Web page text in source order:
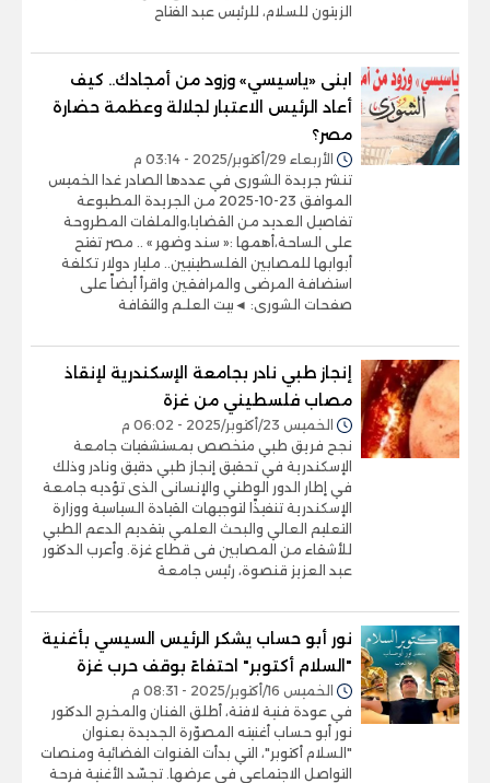
الزيتون للسلام، للرئيس عبد الفتاح
ابنى «ياسيسي» وزود من أمجادك.. كيف
أعاد الرئيس الاعتبار لجلالة وعظمة حضارة
مصر؟
الأربعاء 29/أكتوبر/2025 - 03:14 م
تنشر جريدة الشورى في عددها الصادر غدا الخميس
الموافق 23-10-2025 من الجريدة المطبوعة
تفاصيل العديد من القضايا،والملفات المطروحة
على الساحة،أهمها :« سند وضهر » .. مصر تفتح
أبوابها للمصابين الفلسطينيين.. مليار دولار تكلفة
استضافة المرضى والمرافقين واقرأ أيضاً على
صفحات الشورى: ◄بيت العلـم والثقافة
إنجاز طبي نادر بجامعة الإسكندرية لإنقاذ
مصاب فلسطيني من غزة
الخميس 23/أكتوبر/2025 - 06:02 م
نجح فريق طبي متخصص بمستشفيات جامعة
الإسكندرية في تحقيق إنجاز طبي دقيق ونادر وذلك
في إطار الدور الوطني والإنسانى الذى تؤديه جامعة
الإسكندرية تنفيذًا لتوجيهات القيادة السياسية ووزارة
التعليم العالي والبحث العلمي بتقديم الدعم الطبي
للأشقاء من المصابين فى قطاع غزة. وأعرب الدكتور
عبد العزيز قنصوة، رئيس جامعة
نور أبو حساب يشكر الرئيس السيسي بأغنية
"السلام أكتوبر" احتفاءً بوقف حرب غزة
الخميس 16/أكتوبر/2025 - 08:31 م
في عودة فنية لافتة، أطلق الفنان والمخرج الدكتور
نور أبو حساب أغنيته المصوّرة الجديدة بعنوان
"السلام أكتوبر"، التي بدأت القنوات الفضائية ومنصات
التواصل الاجتماعي في عرضها. تجسّد الأغنية فرحة